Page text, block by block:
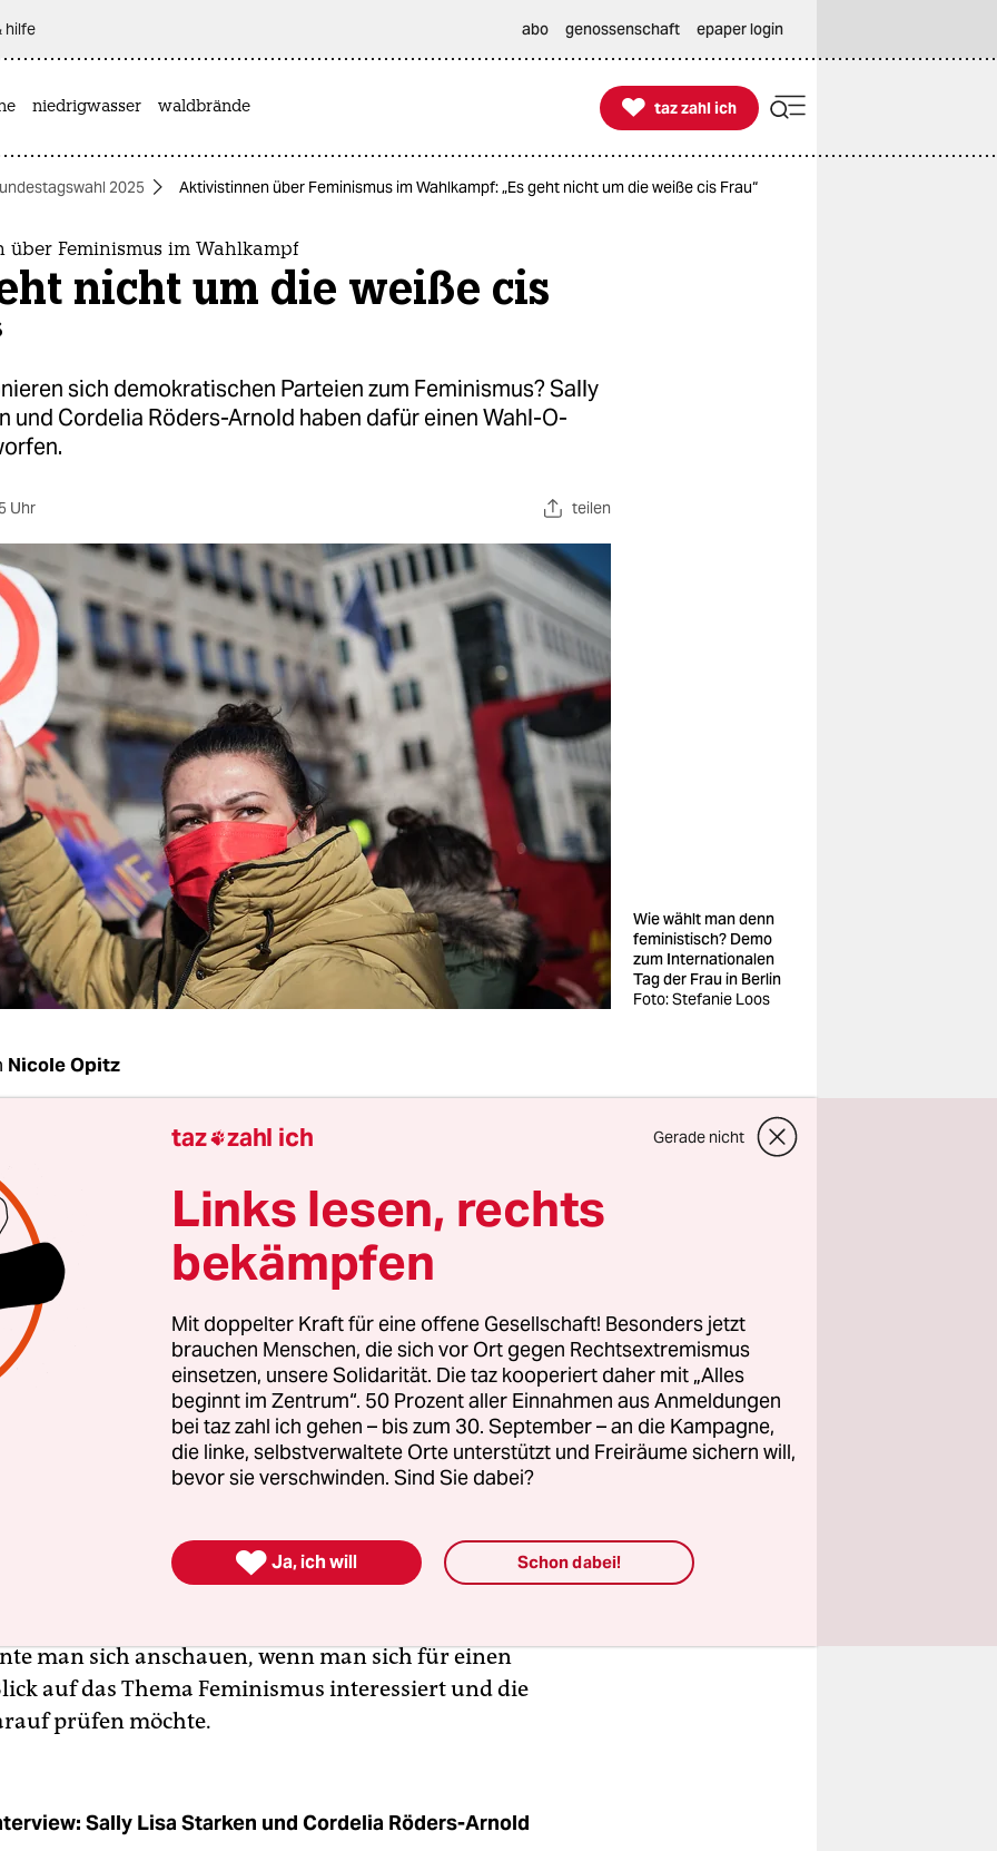
hilfe abo genossenschaft epaper login
niedrigwasser waldbrände 
taz zahl ich
taz zahl ich
2025 Aktivistinnen über Feminismus im Wahlkampf: „Es geht nicht um die weiße cis Frau“
über Feminismus im Wahlkampf
nicht um die weiße cis
sich demokratischen Parteien zum Feminismus? Sally
und Cordelia Röders-Arnold haben dafür einen Wahl-O-
Uhr teilen
Wie wählt man denn
feministisch? Demo
zum Internationalen
Tag der Frau in Berlin
Foto: Stefanie Loos
Nicole Opitz
Frau Röders-Arnold, Sie haben
für Feminismus
Wir haben Wahlprüfsteine gemeinsam mit
und Ak­ti­vis­t:in­nen formuliert. So sind die
der Organisationen eingeflossen. Die Antworten sind von
selbst gekommen. Wir haben alles gegengecheckt, die
uns sogar die Seitenanzahl ihres Wahlprogramms
haben wir geprüft.
man denn feministisch?
Man kann sich angucken: Wie viel verdienen
groß ist die Gender-Pay-Gap zwischen Frauen und
man sich anschauen, wenn man sich für einen
auf das Thema Feminismus interessiert und die
prüfen möchte.
Sally Lisa Starken und Cordelia Röders-Arnold
taz zahl ich Gerade nicht
Links lesen, rechts
bekämpfen
Mit doppelter Kraft für eine offene Gesellschaft! Besonders jetzt
brauchen Menschen, die sich vor Ort gegen Rechtsextremismus
einsetzen, unsere Solidarität. Die taz kooperiert daher mit „Alles
beginnt im Zentrum“. 50 Prozent aller Einnahmen aus Anmeldungen
bei taz zahl ich gehen – bis zum 30. September – an die Kampagne,
die linke, selbstverwaltete Orte unterstützt und Freiräume sichern will,
bevor sie verschwinden. Sind Sie dabei?
 Ja, ich will Schon dabei!